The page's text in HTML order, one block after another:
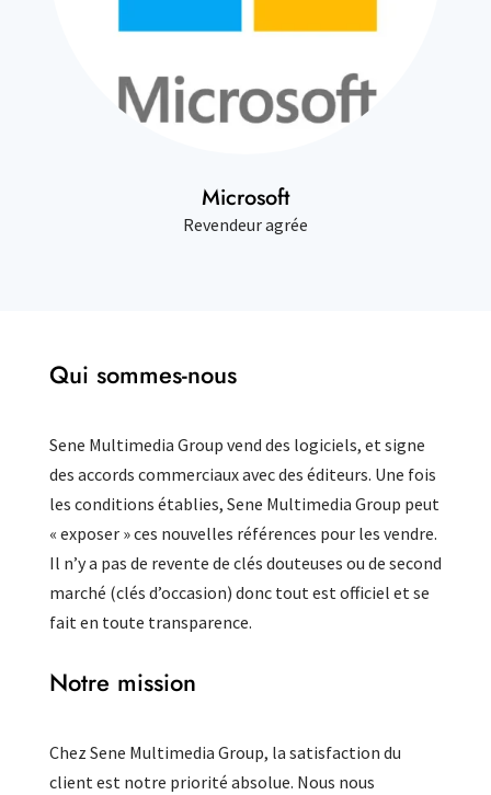
Microsoft
Revendeur agrée
Qui sommes-nous
Sene Multimedia Group vend des logiciels, et signe
des accords commerciaux avec des éditeurs. Une fois
les conditions établies, Sene Multimedia Group peut
« exposer » ces nouvelles références pour les vendre.
Il n’y a pas de revente de clés douteuses ou de second
marché (clés d’occasion) donc tout est officiel et se
fait en toute transparence.
Notre mission
Chez Sene Multimedia Group, la satisfaction du
client est notre priorité absolue. Nous nous